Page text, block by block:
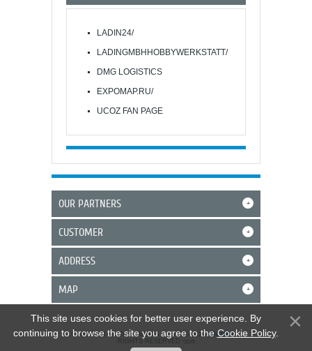
LADIN24/
LADINGMBHHOBBYWERKSTATT/
DMG LOGISTICS
EXPOMAP.RU/
UCOZ FAN PAGE
OUR PARTNERS +
CUSTOMER +
ADDRESS +
MAP +
COPYRIGHT LADIN GMBH & CO.KG © 2026|UCOZALL
RIGHTS RESERVED מכבי
This site uses cookies for better user experience. By
continuing to browse the site you agree to theCookie Policy.